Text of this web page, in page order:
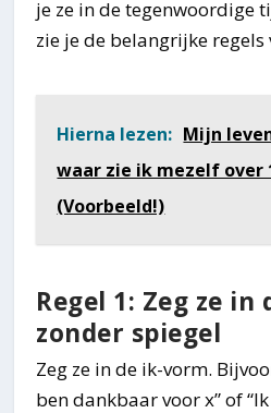
je ze in de tegenwoordige
zie je de belangrijke
Hierna lezen: Mijn
waar zie ik mezelf over
(Voorbeeld!)
Regel 1: Zeg ze
zonder spiegel
Zeg ze in de ik-vorm.
ben dankbaar voor x” of